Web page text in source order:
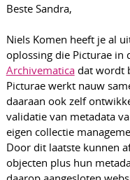
Beste Sandra,
Niels Komen heeft je al
oplossing die Picturae in
Archivematicadat wordt
Picturae werkt nauw
daaraan ook zelf
validatie van metadata
eigen collectie
Door dit laatste kunnen
objecten plus hun